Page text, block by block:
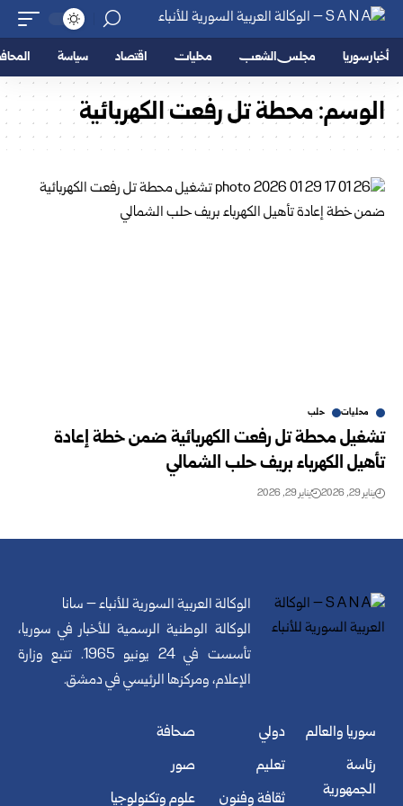
أخبار سوريا مجلس الشعب محليات اقتصاد سياسة
الوسم:محطة تل رفعت الكهربائية
محليات حلب
تشغيل محطة تل رفعت الكهربائية ضمن خطة إعادة
تأهيل الكهرباء بريف حلب الشمالي
يناير 29, 2026 يناير 29, 2026
الوكالة العربية السورية للأنباء – سانا
الوكالة الوطنية الرسمية للأخبار في سوريا،
تأسست في 24 يونيو 1965. تتبع وزارة
الإعلام، ومركزها الرئيسي في دمشق.
سوريا والعالم
رئاسة
الجمهورية
دولي
تعليم
ثقافة وفنون
صحافة
صور
علوم وتكنولوجيا